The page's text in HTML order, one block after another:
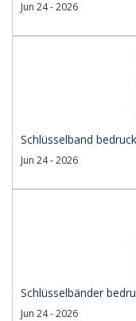
Jun 24 - 2026
Schlüsselband
Jun 24 - 2026
Schlüsselbänder
Jun 24 - 2026